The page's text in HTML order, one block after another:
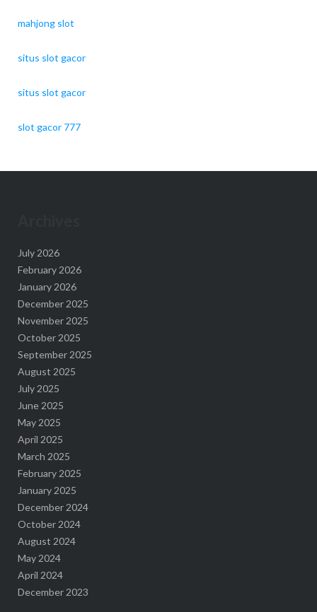
mahjong slot
situs slot gacor
situs slot gacor
slot gacor 777
July 2026
February 2026
January 2026
December 2025
November 2025
October 2025
September 2025
August 2025
July 2025
June 2025
May 2025
April 2025
March 2025
February 2025
January 2025
December 2024
October 2024
August 2024
May 2024
April 2024
December 2023